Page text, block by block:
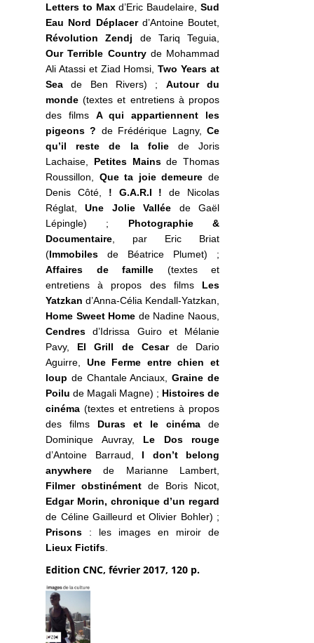
Letters to Maxd’Eric Baudelaire,Sud
Eau Nord Déplacerd’Antoine Boutet,
Révolution Zendj de Tariq Teguia,
Our Terrible Countryde Mohammad
Ali Atassi et Ziad Homsi,Two Years at
Seade Ben Rivers) ; Autour du
monde (textes et entretiens à propos
des films A qui appartiennent les
pigeons ? de Frédérique Lagny,Ce
qu’il reste de la folie de Joris
Lachaise, Petites Mainsde Thomas
Roussillon, Que ta joie demeure de
Denis Côté, ! G.A.R.I ! de Nicolas
Réglat,Une Jolie Vallée de Gaël
Lépingle) ; Photographie &
Documentaire , par Eric Briat
(Immobiles de Béatrice Plumet) ;
Affaires de famille (textes et
entretiens à propos des films Les
Yatzkan d’Anna-Célia Kendall-Yatzkan,
Home Sweet Home de Nadine Naous,
Cendres d’Idrissa Guiro et Mélanie
Pavy, El Grill de Cesarde Dario
Aguirre, Une Ferme entre chien et
loup de Chantale Anciaux,Graine de
Poilu de Magali Magne) ; Histoires de
cinéma (textes et entretiens à propos
des films Duras et le cinéma de
Dominique Auvray, Le Dos rouge
d’Antoine Barraud, I don’t belong
anywhere de Marianne Lambert,
Filmer obstinément de Boris Nicot,
Edgar Morin, chronique d’un regard
de Céline Gailleurd et Olivier Bohler) ;
Prisons : les images en miroir de
Lieux Fictifs
Edition CNC, février 2017, 120 p.